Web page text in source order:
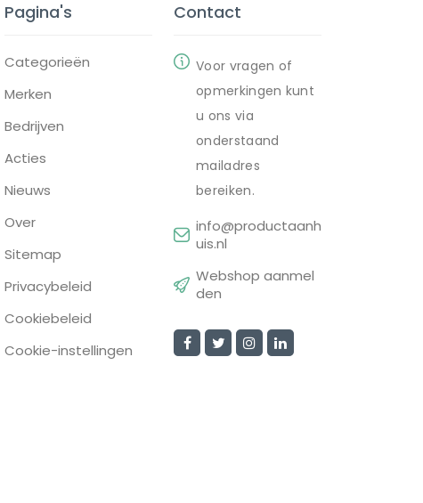
Pagina's
Categorieën
Merken
Bedrijven
Acties
Nieuws
Over
Sitemap
Privacybeleid
Cookiebeleid
Cookie-instellingen
Contact
Voor vragen of
opmerkingen kunt
u ons via
onderstaand
mailadres
bereiken.
info@productaanh
uis.nl
Webshop aanmel
den